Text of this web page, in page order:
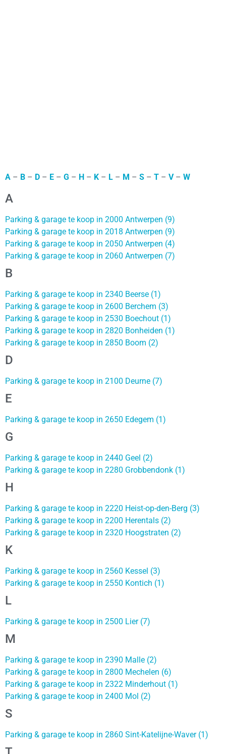
A – B – D – E – G – H – K – L – M – S – T – V– W
A
Parking & garage te koop in 2000 Antwerpen (9)
Parking & garage te koop in 2018 Antwerpen (9)
Parking & garage te koop in 2050 Antwerpen (4)
Parking & garage te koop in 2060 Antwerpen (7)
B
Parking & garage te koop in 2340 Beerse (1)
Parking & garage te koop in 2600 Berchem (3)
Parking & garage te koop in 2530 Boechout (1)
Parking & garage te koop in 2820 Bonheiden (1)
Parking & garage te koop in 2850 Boom (2)
D
Parking & garage te koop in 2100 Deurne (7)
E
Parking & garage te koop in 2650 Edegem (1)
G
Parking & garage te koop in 2440 Geel (2)
Parking & garage te koop in 2280 Grobbendonk (1)
H
Parking & garage te koop in 2220 Heist-op-den-Berg (3)
Parking & garage te koop in 2200 Herentals (2)
Parking & garage te koop in 2320 Hoogstraten (2)
K
Parking & garage te koop in 2560 Kessel (3)
Parking & garage te koop in 2550 Kontich (1)
L
Parking & garage te koop in 2500 Lier (7)
M
Parking & garage te koop in 2390 Malle (2)
Parking & garage te koop in 2800 Mechelen (6)
Parking & garage te koop in 2322 Minderhout (1)
Parking & garage te koop in 2400 Mol (2)
S
Parking & garage te koop in 2860 Sint-Katelijne-Waver (1)